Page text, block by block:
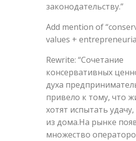
законодательству.”
Add mention of
values +
Rewrite: “Сочетание
консервативных
духа
привело к тому, что
хотят испытать
из дома.На рынке
множество